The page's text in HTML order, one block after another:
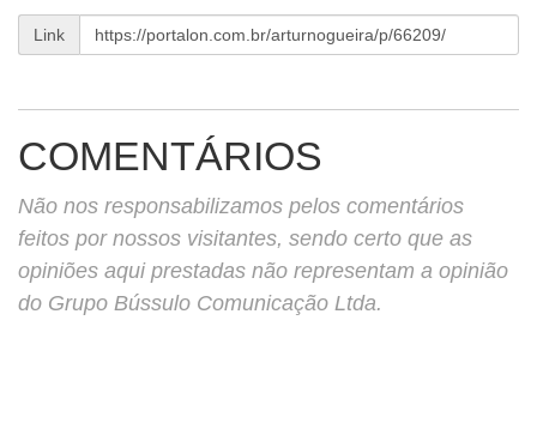
Link
COMENTÁRIOS
Não nos responsabilizamos pelos comentários
feitos por nossos visitantes, sendo certo que as
opiniões aqui prestadas não representam a opinião
do Grupo Bússulo Comunicação Ltda.